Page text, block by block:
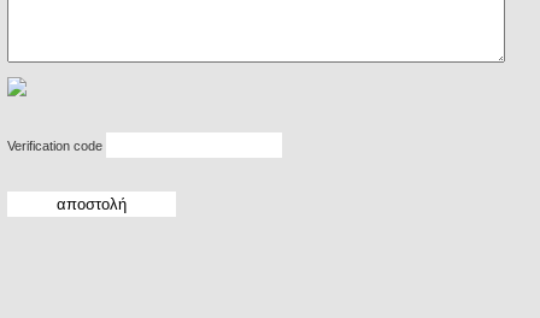
Verification code